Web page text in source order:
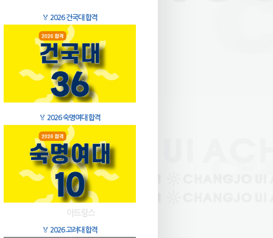
🏅 2026 건국대 합격
🏅 2026 숙명여대 합격
🏅 2026 고려대 합격